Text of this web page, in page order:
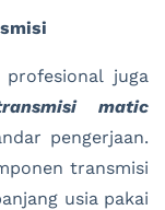
juga
matic
pengerjaan.
transmisi
usia pakai